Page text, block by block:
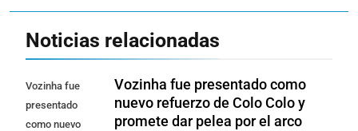
Noticias relacionadas
Vozinha fue
presentado
como nuevo
Vozinha fue presentado como
nuevo refuerzo de Colo Colo y
promete dar pelea por el arco